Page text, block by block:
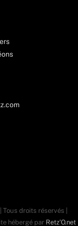
droits réservés |
hébergé par Retz'O.net